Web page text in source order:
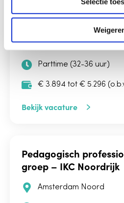
e
Amsterdam Noord,
Purmerend,
Zaandam,Zaandijk
Parttime (32-36 uur)
€ 3.894 tot € 5.296
Bekijk vacature
Pedagogisch
groep – IKC Noordrijk
Amsterdam Noord